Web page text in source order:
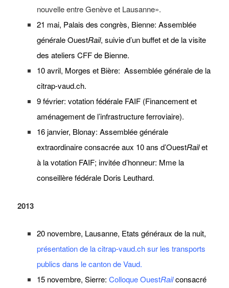
nouvelle entre Genève et Lausanne».
21 mai, Palais des congrès, Bienne: Assemblée
générale OuestRail, suivie d’un buffet et de la visite
des ateliers CFF de Bienne.
10 avril, Morges et Bière: Assemblée générale de la
citrap-vaud.ch.
9 février: votation fédérale FAIF (Financement et
aménagement de l’infrastructure ferroviaire).
16 janvier, Blonay: Assemblée générale
extraordinaire consacrée aux 10 ans d’OuestRailet
à la votation FAIF; invitée d’honneur: Mme la
conseillère fédérale Doris Leuthard.
2013
20 novembre, Lausanne, Etats généraux de la nuit,
présentation de la citrap-vaud.ch sur les transports
publics dans le canton de Vaud.
15 novembre, Sierre: Colloque OuestRail consacré